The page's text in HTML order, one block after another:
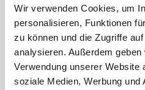
Wir verwenden Cookies, um
personalisieren, Funktionen
zu können und die Zugriffe
analysieren. Außerdem
Verwendung unserer Website
soziale Medien, Werbung und
2.